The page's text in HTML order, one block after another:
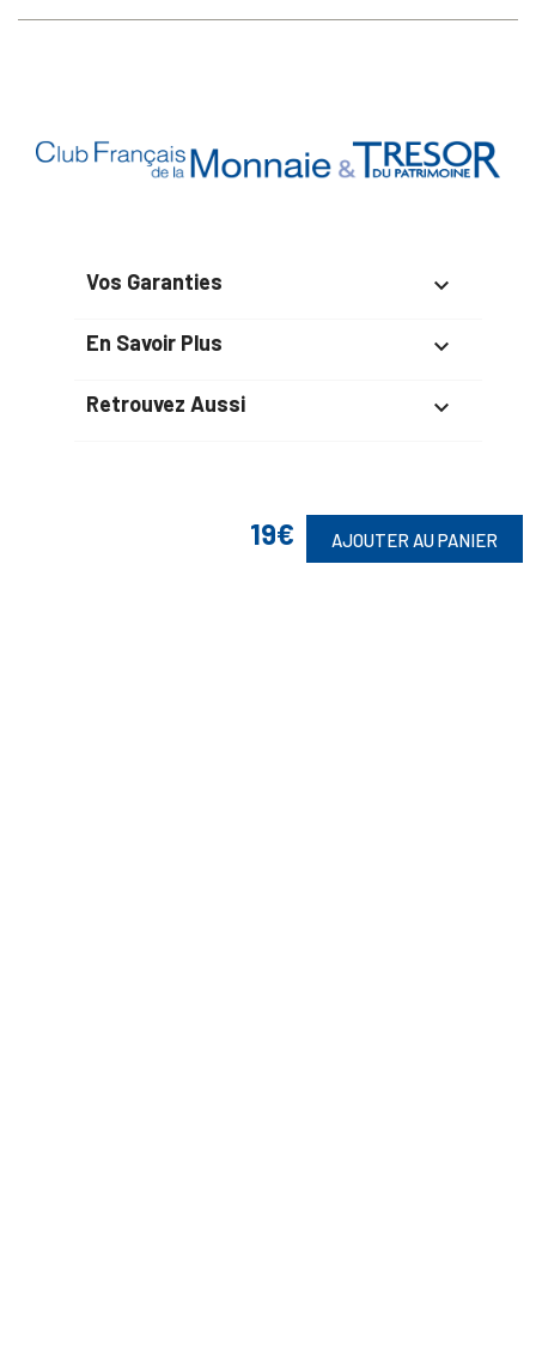
19€ AJOUTER AU PANIER
Vos Garanties 
En Savoir Plus 
Retrouvez Aussi 
Suivez-Nous